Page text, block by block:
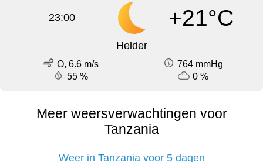
23:00 +21°C
Helder
O, 6.6 m/s
764 mmHg
55 %
0 %
Meer weersverwachtingen voor
Tanzania
Weer in Tanzania voor 5 dagen